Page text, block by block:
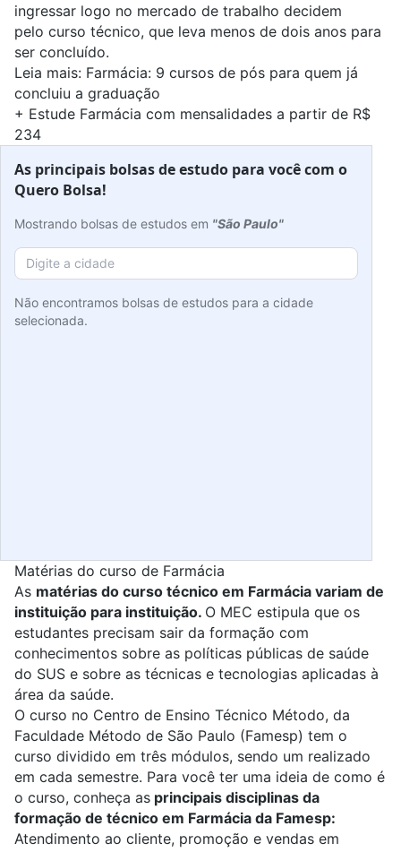
ingressar logo no mercado de trabalho decidem
pelo curso técnico, que leva menos de dois anos para
ser concluído.
Leia mais: Farmácia: 9 cursos de pós para quem já
concluiu a graduação
+ Estude Farmácia com mensalidades a partir de R$
234
As principais bolsas de estudo para você com o
Quero Bolsa!
Mostrando bolsas de estudos em "São Paulo"
Não encontramos bolsas de estudos para a cidade
selecionada.
Matérias do curso de Farmácia
As matérias do curso técnico em Farmácia variam de
instituição para instituição. O MEC estipula que os
estudantes precisam sair da formação com
conhecimentos sobre as políticas públicas de saúde
do SUS e sobre as técnicas e tecnologias aplicadas à
área da saúde.
O curso no Centro de Ensino Técnico Método, da
Faculdade Método de São Paulo (Famesp) tem o
curso dividido em três módulos, sendo um realizado
em cada semestre. Para você ter uma ideia de como é
o curso, conheça as principais disciplinas da
formação de técnico em Farmácia da Famesp:
Atendimento ao cliente, promoção e vendas em